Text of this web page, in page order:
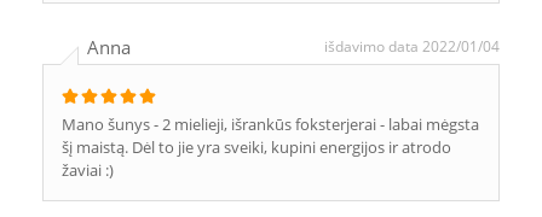
Anna išdavimo data 2022/01/04
Mano šunys - 2 mielieji, išrankūs foksterjerai - labai mėgsta
šį maistą. Dėl to jie yra sveiki, kupini energijos ir atrodo
žaviai :)